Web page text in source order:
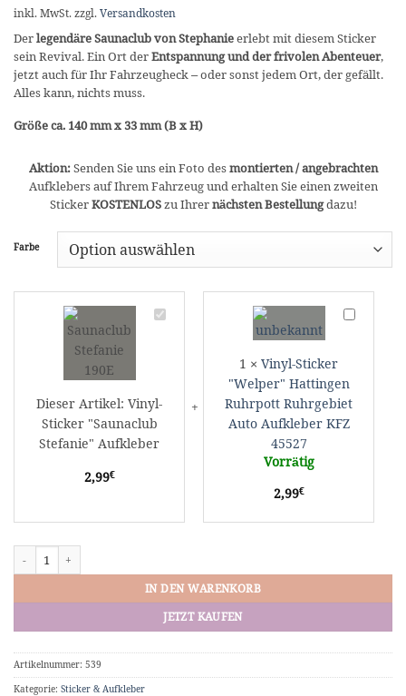
inkl. MwSt. zzgl. Versandkosten
Derlegendäre Saunaclub von Stephanieerlebt mit diesem Sticker
sein Revival. Ein Ort derEntspannung und der frivolen Abenteuer,
jetzt auch für Ihr Fahrzeugheck – oder sonst jedem Ort, der gefällt.
Alles kann, nichts muss.
Größe ca. 140 mm x 33 mm (B x H)
Aktion:Senden Sie uns ein Foto desmontierten / angebrachten
Aufklebers auf Ihrem Fahrzeug und erhalten Sie einen zweiten
StickerKOSTENLOSzu Ihrernächsten Bestellungdazu!
Farbe
Vinyl-
Dieser Artikel: Vinyl-
Sticker "Saunaclub
Stefanie" Aufkleber
2,99€
Vinyl-
Ruhrpott
Ruhrgebiet
Auto
1 × Vinyl-Sticker
"Welper" Hattingen
Ruhrpott Ruhrgebiet
Auto Aufkleber KFZ
45527
Vorrätig
2,99€
IN DEN WARENKORB
JETZT KAUFEN
Artikelnummer: 539
Kategorie: Sticker & Aufkleber